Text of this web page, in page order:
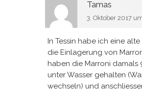
Tamas
3. Oktober 2017
In Tessin habe ich eine
die Einlagerung von
haben die Marroni damals
unter Wasser gehalten
wechseln) und